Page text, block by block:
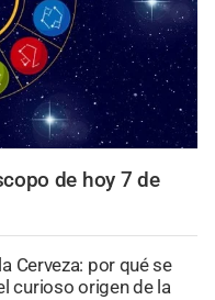
de hoy 7 de
Cerveza: por qué se
curioso origen de la